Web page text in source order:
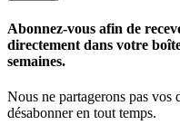
Abonnez-vous afin de
directement dans votre
semaines.
Nous ne partagerons pas vos
désabonner en tout temps.